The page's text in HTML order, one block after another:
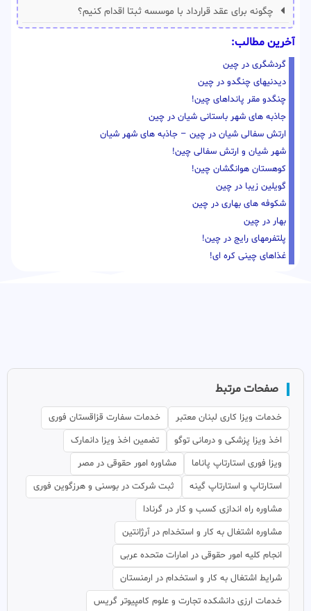
چگونه برای عقد قرارداد با موسسه ثبتا اقدام کنیم؟
آخرین مطالب:
گردشگری در چین
دیدنیهای چنگدو در چین
چنگدو مقر پانداهای چین!
جاذبه های شهر باستانی شیان در چین
ارتش سفالی شیان در چین – جاذبه های شهر شیان
شهر شیان و ارتش سفالی چین!
کوهستان هوانگشان چین!
گویلین زیبا در چین
شکوفه های بهاری در چین
بهار در چین
پلتفرمهای رایج در چین!
غذاهای چینی کره ای!
صفحات مرتبط
خدمات ویزا کاری لبنان معتبر
خدمات سفارت قزاقستان فوری
اخذ ویزا پزشکی و درمانی توگو
تضمین اخذ ویزا دانمارک
ویزا فوری استارتاپ پاناما
مشاوره امور حقوقی در مصر
استارتاپ و استارتاپ گینه
ثبت شرکت در بوسنی و هرزگوین فوری
مشاوره راه اندازی کسب و کار در گرنادا
مشاوره اشتغال به کار و استخدام در آرژانتین
انجام کلیه امور حقوقی در امارات متحده عربی
شرایط اشتغال به کار و استخدام در ارمنستان
خدمات ارزی دانشکده تجارت و علوم کامپیوتر گریس